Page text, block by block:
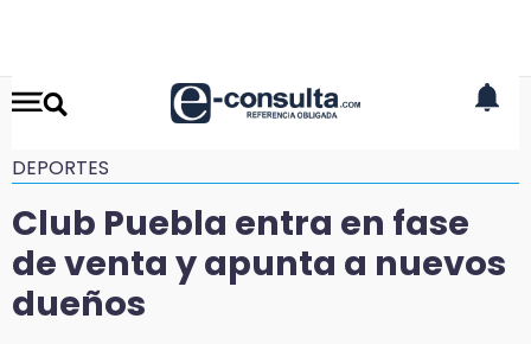
DEPORTES
Club Puebla entra en fase
de venta y apunta a nuevos
dueños